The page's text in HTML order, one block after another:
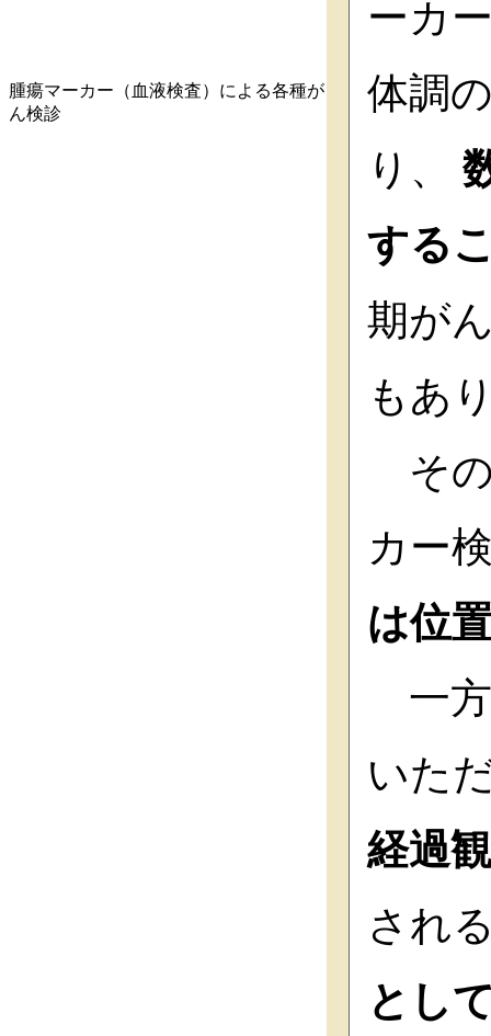
腫瘍マーカー（血液検査）による各種が
ん検診
ーカ
体調
り、
する
期が
もあ
その
カー
は位
一方
いた
経過
され
とし